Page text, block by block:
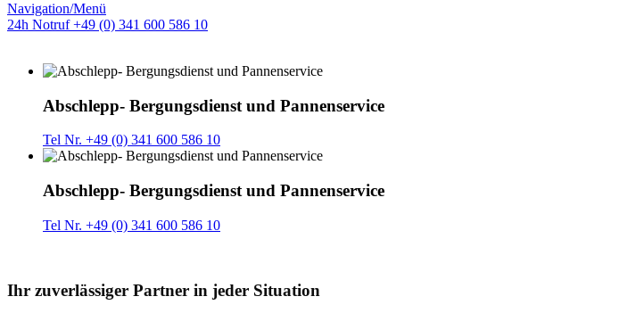
Navigation/Menü
24h Notruf +49 (0) 341 600 586 10
Abschlepp- Bergungsdienst und Pannenservice
Tel Nr. +49 (0) 341 600 586 10
Abschlepp- Bergungsdienst und Pannenservice
Tel Nr. +49 (0) 341 600 586 10
Ihr zuverlässiger Partner in jeder Situation